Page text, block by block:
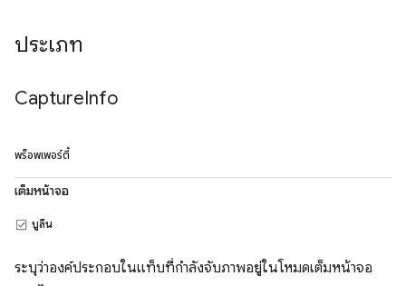
ประเภท
CaptureInfo
พร็อพเพอร์ตี้
เต็มหน้าจอ
บูลีน
ระบุว่าองค์ประกอบในแท็บที่กำลังจับภาพอยู่ในโหมดเต็มหน้าจอ